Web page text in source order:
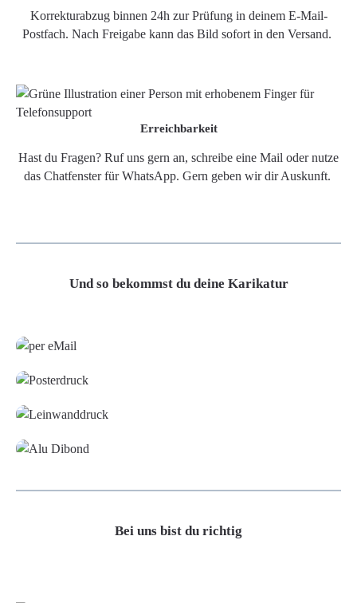
Korrekturabzug binnen 24h zur Prüfung in deinem E-Mail-
Postfach. Nach Freigabe kann das Bild sofort in den Versand.
Erreichbarkeit
Hast du Fragen? Ruf uns gern an, schreibe eine Mail oder nutze
das Chatfenster für WhatsApp. Gern geben wir dir Auskunft.
Und so bekommst du deine Karikatur
Bei uns bist du richtig